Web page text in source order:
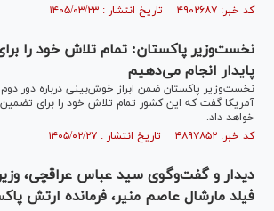
کد خبر: ۴۹۰۲۶۸۷ تاریخ انتشار : ۱۴۰۵/۰۳/۲۳
نخست‌وزیر پاکستان: تمام تلاش خود را
پایدار انجام می‌دهیم
نخست‌وزیر پاکستان ضمن ابراز خوش‌بینی درباره دور دوم
آمریکا گفت که این کشور تمام تلاش خود را برای تضمین
خواهد داد.
کد خبر: ۴۸۹۷۸۵۲ تاریخ انتشار : ۱۴۰۵/۰۲/۲۷
دیدار و گفت‌وگوی سید عباس عراقچی، وزیر
فیلد مارشال عاصم منیر، فرمانده ارتش